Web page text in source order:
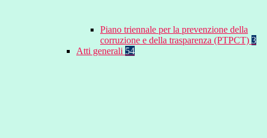
Piano triennale per la prevenzione della
corruzione e della trasparenza (PTPCT) 3
Atti generali 54